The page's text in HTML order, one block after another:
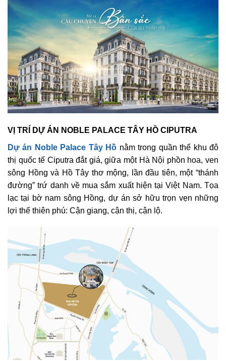
VỊ TRÍ DỰ ÁN NOBLE PALACE TÂY HỒ CIPUTRA
Dự án Noble Palace Tây Hồ nằm trong quần thể khu đô
thị quốc tế Ciputra đắt giá, giữa một Hà Nội phồn hoa, ven
sông Hồng và Hồ Tây thơ mộng, lần đầu tiên, một “thánh
đường” trứ danh về mua sắm xuất hiện tại Việt Nam. Tọa
lạc tại bờ nam sông Hồng, dự án sở hữu trọn vẹn những
lợi thế thiên phú: Cận giang, cận thị, cận lộ.